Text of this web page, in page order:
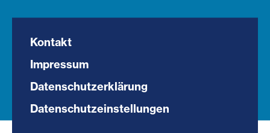
Kontakt
Impressum
Datenschutzerklärung
Datenschutzeinstellungen